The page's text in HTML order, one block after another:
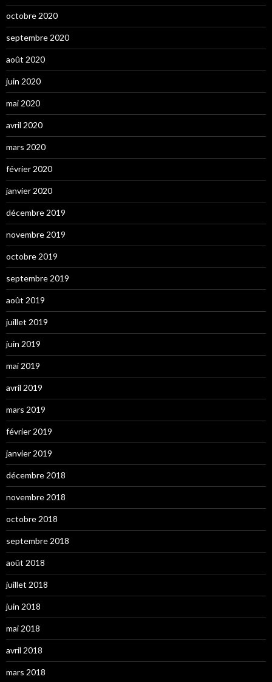
octobre 2020
septembre 2020
août 2020
juin 2020
mai 2020
avril 2020
mars 2020
février 2020
janvier 2020
décembre 2019
novembre 2019
octobre 2019
septembre 2019
août 2019
juillet 2019
juin 2019
mai 2019
avril 2019
mars 2019
février 2019
janvier 2019
décembre 2018
novembre 2018
octobre 2018
septembre 2018
août 2018
juillet 2018
juin 2018
mai 2018
avril 2018
mars 2018